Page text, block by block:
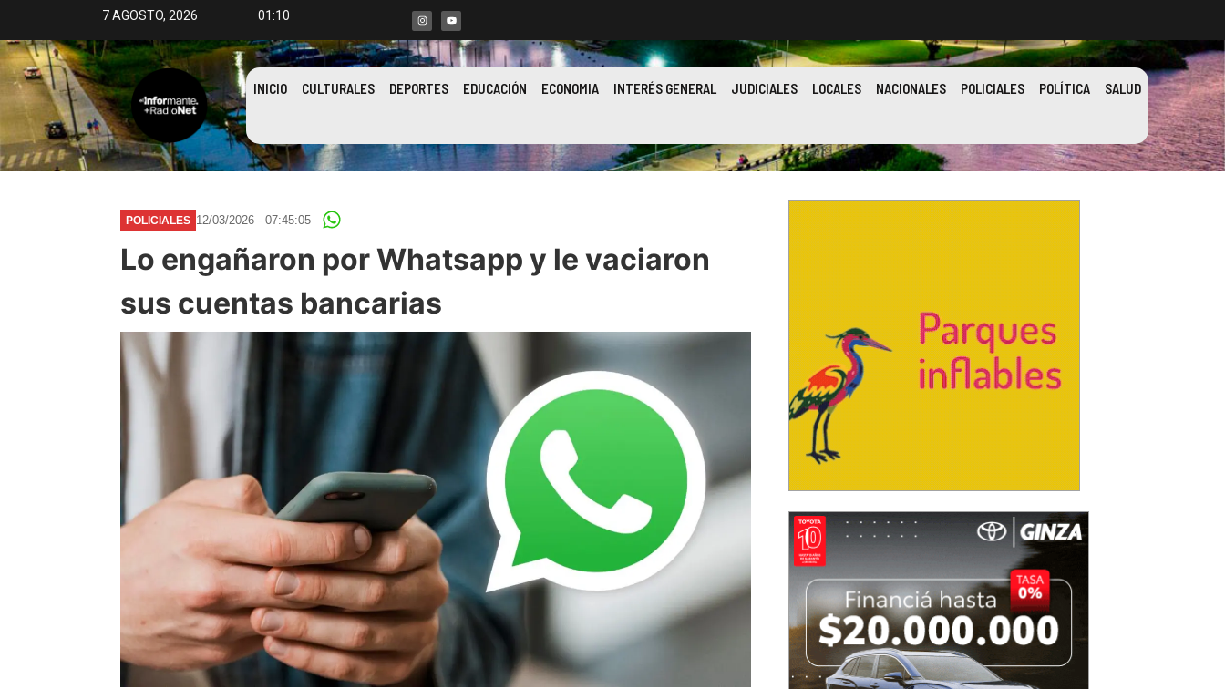
7 AGOSTO, 2026 01:10
INICIO CULTURALES DEPORTES EDUCACIÓN ECONOMIA INTERÉS GENERAL JUDICIALES LOCALES NACIONALES POLICIALES POLÍTICA SALUD
POLICIALES 12/03/2026 - 07:45:05
Lo engañaron por Whatsapp y le vaciaron
sus cuentas bancarias